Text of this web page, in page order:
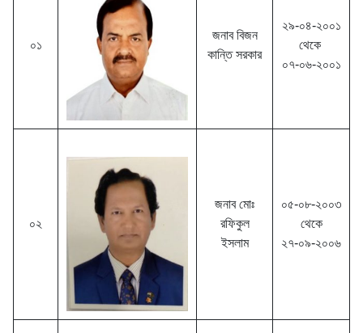
০১
জনাব বিজন
কান্তি সরকার
২৯-০৪-২০০১
থেকে
০৭-০৬-২০০১
০২
জনাব মোঃ
রফিকুল
ইসলাম
০৫-০৮-২০০৩
থেকে
২৭-০৯-২০০৬